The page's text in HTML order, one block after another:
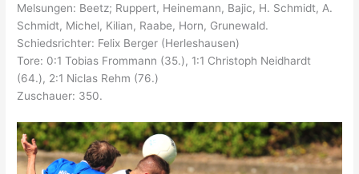
Melsungen: Beetz; Ruppert, Heinemann, Bajic, H. Schmidt, A.
Schmidt, Michel, Kilian, Raabe, Horn, Grunewald.
Schiedsrichter: Felix Berger (Herleshausen)
Tore: 0:1 Tobias Frommann (35.), 1:1 Christoph Neidhardt
(64.), 2:1 Niclas Rehm (76.)
Zuschauer: 350.